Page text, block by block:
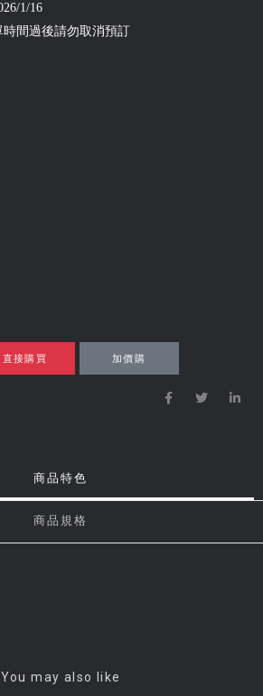
1/16
間過後請勿取消預訂
直接購買 加價購
商品特色
商品規格
You may also like